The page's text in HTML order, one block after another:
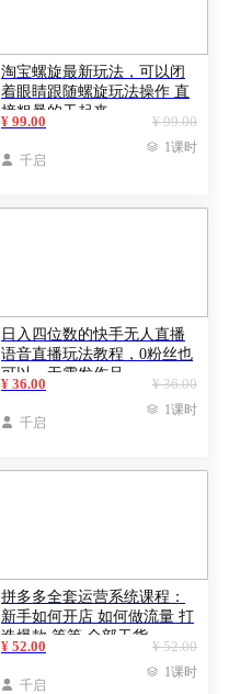
淘宝螺旋最新玩法，可以闭
着眼睛跟随螺旋玩法操作 直
接粗暴的干起来
¥ 99.00
¥ 99.00
 千启
 1课时
日入四位数的快手无人直播
语音直播玩法教程，0粉丝也
可以，无需发作品
¥ 36.00
¥ 36.00
 千启
 1课时
拼多多全套运营系统课程：
新手如何开店 如何做流量 打
造爆款 等等 全部干货
¥ 52.00
¥ 52.00
 千启
 1课时